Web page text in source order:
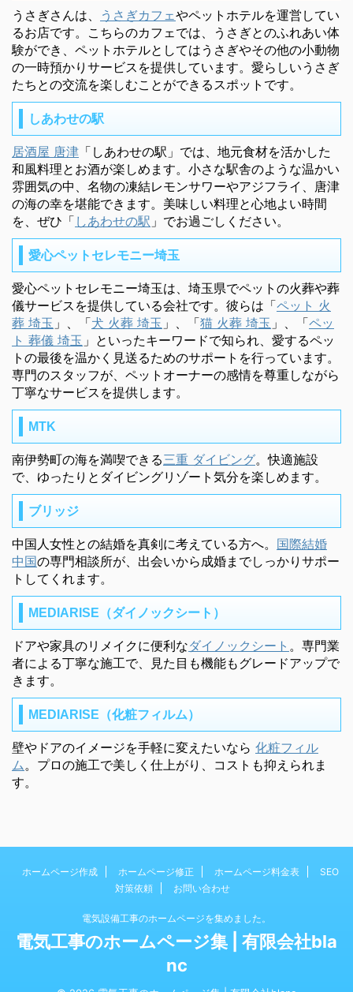
うさぎさんは、 うさぎカフェやペットホテルを運営してい
るお店です。こちらのカフェでは、うさぎとのふれあい体
験ができ、ペットホテルとしてはうさぎやその他の小動物
の一時預かりサービスを提供しています。愛らしいうさぎ
たちとの交流を楽しむことができるスポットです。
しあわせの駅
居酒屋 唐津 「しあわせの駅」では、地元食材を活かした
和風料理とお酒が楽しめます。小さな駅舎のような温かい
雰囲気の中、名物の凍結レモンサワーやアジフライ、唐津
の海の幸を堪能できます。美味しい料理と心地よい時間
を、ぜひ「 しあわせの駅 」でお過ごしください。
愛心ペットセレモニー埼玉
愛心ペットセレモニー埼玉は、埼玉県でペットの火葬や葬
儀サービスを提供している会社です。彼らは「ペット 火
葬 埼玉 」、「犬 火葬 埼玉 」、「猫 火葬 埼玉 」、「ペッ
ト 葬儀 埼玉 」といったキーワードで知られ、愛するペッ
トの最後を温かく見送るためのサポートを行っています。
専門のスタッフが、ペットオーナーの感情を尊重しながら
丁寧なサービスを提供します。
MTK
南伊勢町の海を満喫できる三重 ダイビング。快適施設
で、ゆったりとダイビングリゾート気分を楽しめます。
ブリッジ
中国人女性との結婚を真剣に考えている方へ。 国際結婚
中国の専門相談所が、出会いから成婚までしっかりサポー
トしてくれます。
MEDIARISE（ダイノックシート）
ドアや家具のリメイクに便利なダイノックシート 。専門業
者による丁寧な施工で、見た目も機能もグレードアップで
きます。
MEDIARISE（化粧フィルム）
壁やドアのイメージを手軽に変えたいなら 化粧フィル
ム 。プロの施工で美しく仕上がり、コストも抑えられま
す。
ホームページ作成 ホームページ修正 ホームページ料金表
SEO
対策依頼
お問い合わせ
電気設備工事のホームページを集めました。
電気工事のホームページ集 | 有限会社bla
nc